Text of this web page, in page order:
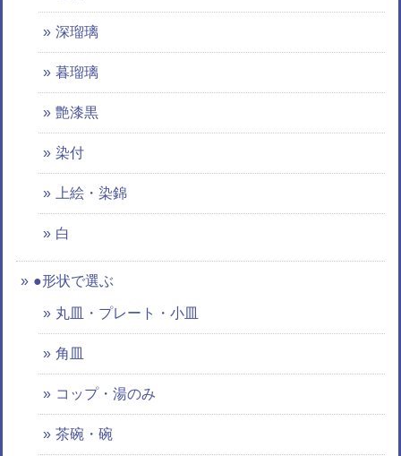
深瑠璃
暮瑠璃
艶漆黒
染付
上絵・染錦
白
●形状で選ぶ
丸皿・プレート・小皿
角皿
コップ・湯のみ
茶碗・碗